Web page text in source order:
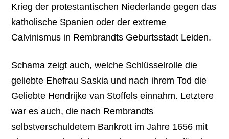
Krieg der protestantischen Niederlande gegen das
katholische Spanien oder der extreme
Calvinismus in Rembrandts Geburtsstadt Leiden.
Schama zeigt auch, welche Schlüsselrolle die
geliebte Ehefrau Saskia und nach ihrem Tod die
Geliebte Hendrijke van Stoffels einnahm. Letztere
war es auch, die nach Rembrandts
selbstverschuldetem Bankrott im Jahre 1656 mit